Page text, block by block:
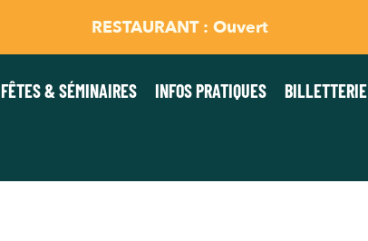
RESTAURANT : Ouvert
FÊTES & SÉMINAIRES INFOS PRATIQUES BILLETTERIE